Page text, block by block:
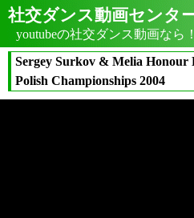
社交ダンス動画センタ
youtubeの社交ダンス動画なら
Sergey Surkov & Melia Honour
Polish Championships 2004